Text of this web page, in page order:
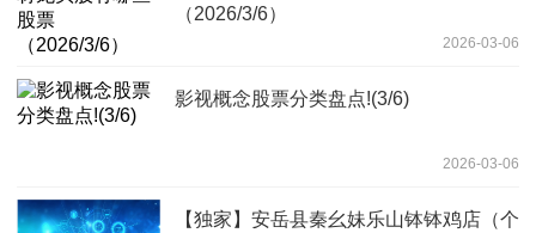
（2026/3/6）
2026-03-06
影视概念股票分类盘点!(3/6)
2026-03-06
【独家】安岳县秦幺妹乐山钵钵鸡店（个